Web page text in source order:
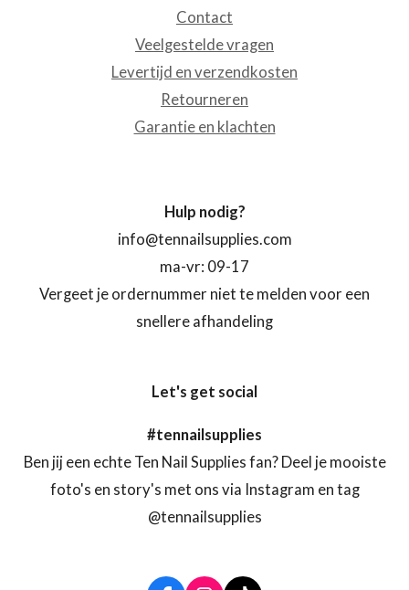
Contact
Veelgestelde vragen
Levertijd en verzendkosten
Retourneren
Garantie en klachten
Hulp nodig?
info@tennailsupplies.com
ma-vr: 09-17
Vergeet je ordernummer niet te melden voor een
snellere afhandeling
Let's get social
#tennailsupplies
Ben jij een echte Ten Nail Supplies fan? Deel je mooiste
foto's en story's met ons via Instagram en tag
@tennailsupplies